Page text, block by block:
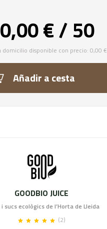
€ / 50
domicilio disponible con precio: 0,00 €
Añadir a cesta
GOODBIO JUICE
sucs ecològics de l’Horta de Lleida
(2)